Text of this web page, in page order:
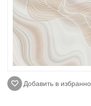
Добавить в